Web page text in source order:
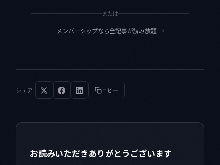
または
メンバーシップなら全記事が読み放題→
シェア コピー
お読みいただきありがとうございます